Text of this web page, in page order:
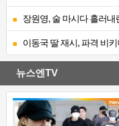
장원영, 술 마시다 흘러
이동국 딸 재시, 파격 비
뉴스엔TV